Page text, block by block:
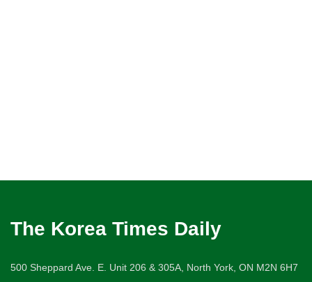
The Korea Times Daily
500 Sheppard Ave. E. Unit 206 & 305A, North York, ON M2N 6H7